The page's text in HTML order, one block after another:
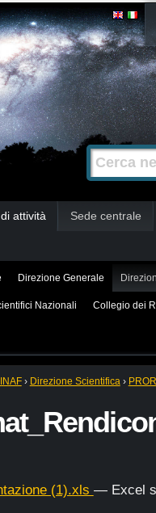
Cerca nel
attività Sede centrale
Direzione Generale
Nazionali Collegio dei
› Direzione Scientifica ›
(1).xls — Excel